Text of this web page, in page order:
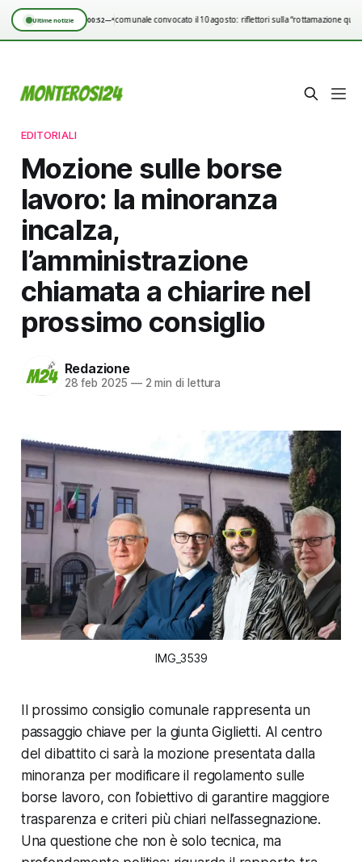
Ultime notizie 00:52—°
Consiglio comunale convocato il 10 agosto: riflettori sulla “rottamazione
EDITORIALI
Mozione sulle borse
lavoro: la minoranza
incalza,
l’amministrazione
chiamata a chiarire nel
prossimo consiglio
Redazione
28 feb 2025 —2 min di lettura
IMG_3539
Il prossimo consiglio comunale rappresenta un
passaggio chiave per la giunta Giglietti. Al centro
del dibattito ci sarà la mozione presentata dalla
minoranza per modificare il regolamento sulle
borse lavoro, con l’obiettivo di garantire maggiore
trasparenza e criteri più chiari nell’assegnazione.
Una questione che non è solo tecnica, ma